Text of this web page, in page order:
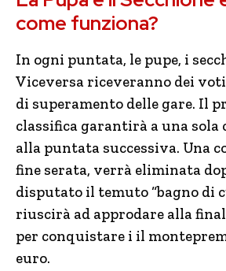
come funziona?
In ogni puntata, le pupe, i
Viceversa riceveranno dei
di superamento delle gare. Il
classifica garantirà a una sola
alla puntata successiva. Una
fine serata, verrà eliminata
disputato il temuto “bagno di
riuscirà ad approdare alla
per conquistare i il
euro.